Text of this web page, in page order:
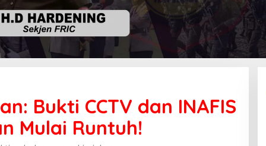
Bukti CCTV dan INAFIS
Mulai Runtuh!